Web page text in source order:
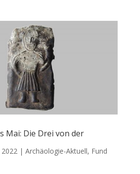
Mai: Die Drei von der
| Archäologie-Aktuell, Fund